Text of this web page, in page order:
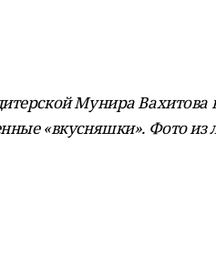
Мунира Вахитова
«вкусняшки». Фото из